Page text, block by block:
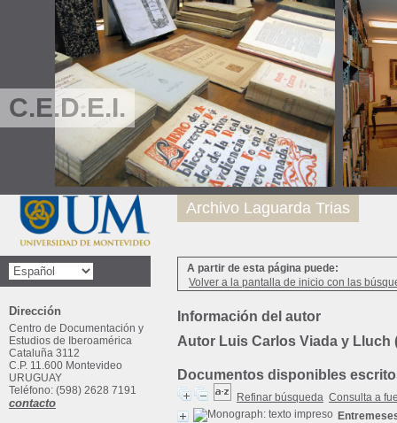
C.E.D.E.I.
A partir de esta página puede:
Volver a la pantalla de inicio con las
Información del autor
Autor Luis Carlos Viada y Lluch
Documentos disponibles
Refinar búsqueda Consulta a
Archivo Laguarda Trias
Dirección
Centro de Documentación y
Estudios de Iberoamérica
Cataluña 3112
C.P. 11.600 Montevideo
URUGUAY
Teléfono: (598) 2628 7191
contacto